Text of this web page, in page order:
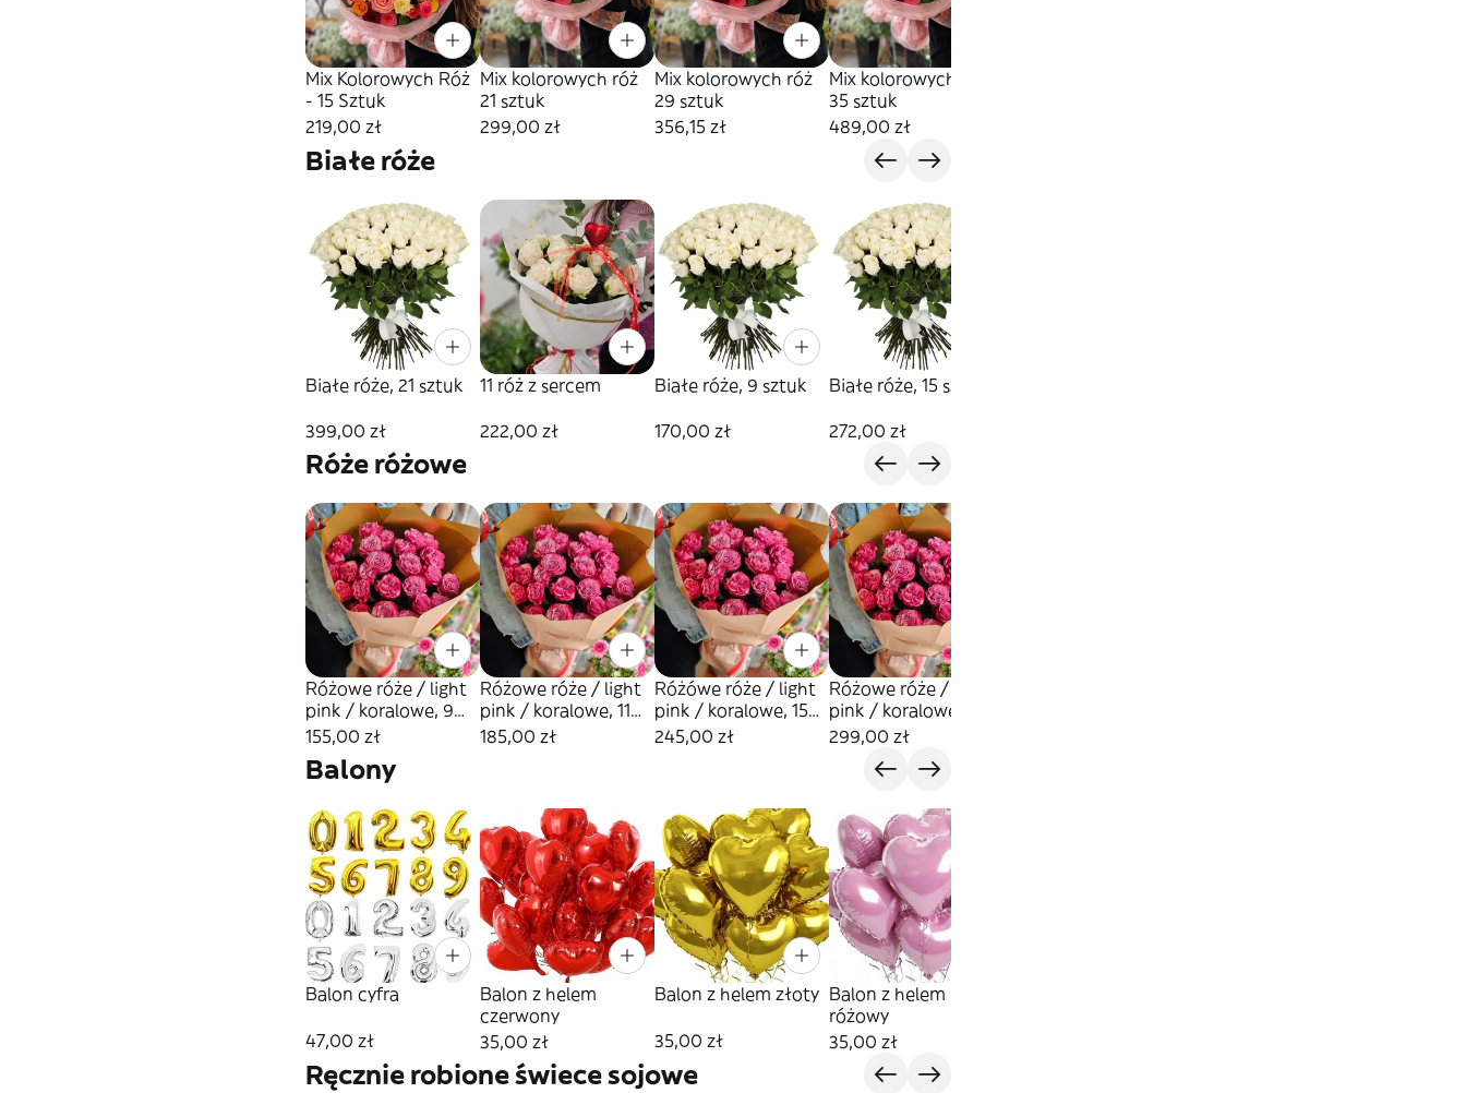
Mix Kolorowych Róż
- 15 Sztuk
219,00 zł
Mix kolorowych róż
21 sztuk
299,00 zł
Mix kolorowych róż
29 sztuk
356,15 zł
Mix kolorowych róż
35 sztuk
489,00 zł
Białe róże
Białe róże, 21 sztuk
399,00 zł
11 róż z sercem
222,00 zł
Białe róże, 9 sztuk
170,00 zł
Białe róże, 15 sztuk
272,00 zł
Róże różowe
Różowe róże / light
pink / koralowe, 9
sztuk
155,00 zł
Różowe róże / light
pink / koralowe, 11
sztuk
185,00 zł
Różówe róże / light
pink / koralowe, 15
sztuk
245,00 zł
Różowe róże / light
pink / koralowe, 19
sztuk
299,00 zł
Balony
Balon cyfra
47,00 zł
Balon z helem
czerwony
35,00 zł
Balon z helem złoty
35,00 zł
Balon z helem
różowy
35,00 zł
Ręcznie robione świece sojowe